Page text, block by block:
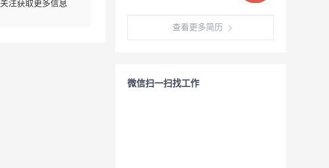
关注获取更多信息
查看更多简历
微信扫一扫找工作